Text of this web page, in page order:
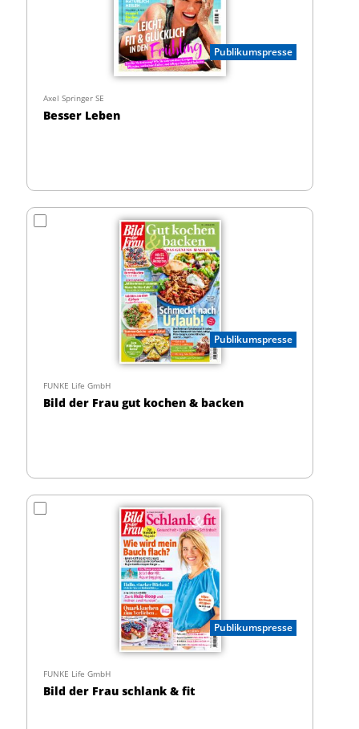
Publikumspresse
Axel Springer SE
Besser Leben
Publikumspresse
FUNKE Life GmbH
Bild der Frau gut kochen & backen
Publikumspresse
FUNKE Life GmbH
Bild der Frau schlank & fit